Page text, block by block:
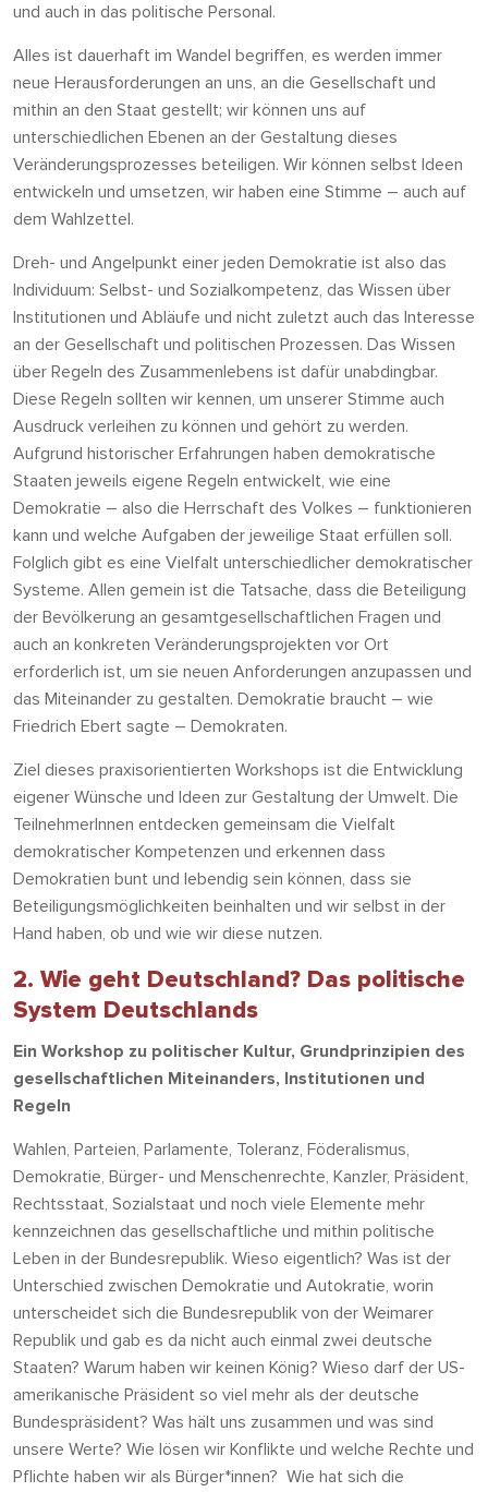
und auch in das politische Personal.
Alles ist dauerhaft im Wandel begriffen, es werden immer
neue Herausforderungen an uns, an die Gesellschaft und
mithin an den Staat gestellt; wir können uns auf
unterschiedlichen Ebenen an der Gestaltung dieses
Veränderungsprozesses beteiligen. Wir können selbst Ideen
entwickeln und umsetzen, wir haben eine Stimme – auch auf
dem Wahlzettel.
Dreh- und Angelpunkt einer jeden Demokratie ist also das
Individuum: Selbst- und Sozialkompetenz, das Wissen über
Institutionen und Abläufe und nicht zuletzt auch das Interesse
an der Gesellschaft und politischen Prozessen. Das Wissen
über Regeln des Zusammenlebens ist dafür unabdingbar.
Diese Regeln sollten wir kennen, um unserer Stimme auch
Ausdruck verleihen zu können und gehört zu werden.
Aufgrund historischer Erfahrungen haben demokratische
Staaten jeweils eigene Regeln entwickelt, wie eine
Demokratie – also die Herrschaft des Volkes – funktionieren
kann und welche Aufgaben der jeweilige Staat erfüllen soll.
Folglich gibt es eine Vielfalt unterschiedlicher demokratischer
Systeme. Allen gemein ist die Tatsache, dass die Beteiligung
der Bevölkerung an gesamtgesellschaftlichen Fragen und
auch an konkreten Veränderungsprojekten vor Ort
erforderlich ist, um sie neuen Anforderungen anzupassen und
das Miteinander zu gestalten. Demokratie braucht – wie
Friedrich Ebert sagte – Demokraten.
Ziel dieses praxisorientierten Workshops ist die Entwicklung
eigener Wünsche und Ideen zur Gestaltung der Umwelt. Die
TeilnehmerInnen entdecken gemeinsam die Vielfalt
demokratischer Kompetenzen und erkennen dass
Demokratien bunt und lebendig sein können, dass sie
Beteiligungsmöglichkeiten beinhalten und wir selbst in der
Hand haben, ob und wie wir diese nutzen.
2. Wie geht Deutschland? Das politische
System Deutschlands
Ein Workshop zu politischer Kultur, Grundprinzipien des
gesellschaftlichen Miteinanders, Institutionen und
Regeln
Wahlen, Parteien, Parlamente, Toleranz, Föderalismus,
Demokratie, Bürger- und Menschenrechte, Kanzler, Präsident,
Rechtsstaat, Sozialstaat und noch viele Elemente mehr
kennzeichnen das gesellschaftliche und mithin politische
Leben in der Bundesrepublik. Wieso eigentlich? Was ist der
Unterschied zwischen Demokratie und Autokratie, worin
unterscheidet sich die Bundesrepublik von der Weimarer
Republik und gab es da nicht auch einmal zwei deutsche
Staaten? Warum haben wir keinen König? Wieso darf der US-
amerikanische Präsident so viel mehr als der deutsche
Bundespräsident? Was hält uns zusammen und was sind
unsere Werte? Wie lösen wir Konflikte und welche Rechte und
Pflichte haben wir als Bürger*innen? Wie hat sich die